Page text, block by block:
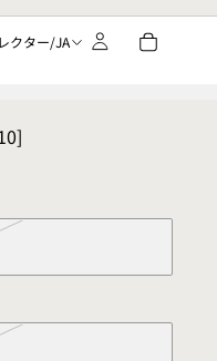
クター/JA